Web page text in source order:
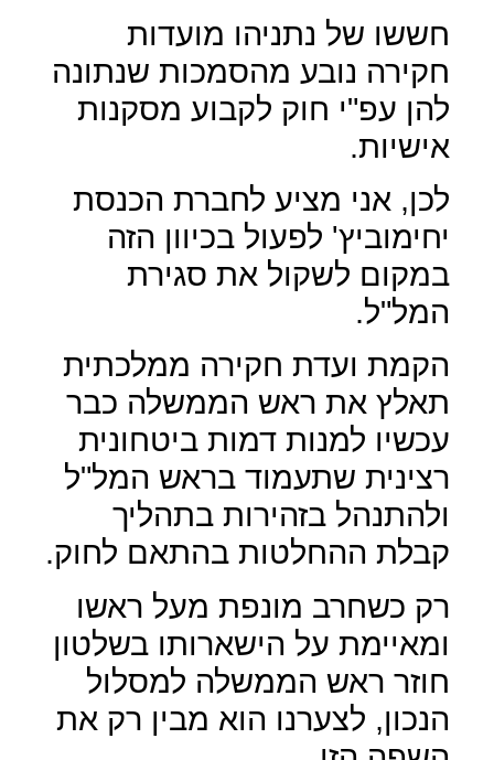
חששו של נתניהו מועדות
חקירה נובע מהסמכות שנתונה
להן עפ"י חוק לקבוע מסקנות
אישיות.
לכן, אני מציע לחברת הכנסת
יחימוביץ' לפעול בכיוון הזה
במקום לשקול את סגירת
המל"ל.
הקמת ועדת חקירה ממלכתית
תאלץ את ראש הממשלה כבר
עכשיו למנות דמות ביטחונית
רצינית שתעמוד בראש המל"ל
ולהתנהל בזהירות בתהליך
קבלת ההחלטות בהתאם לחוק.
רק כשחרב מונפת מעל ראשו
ומאיימת על הישארותו בשלטון
חוזר ראש הממשלה למסלול
הנכון, לצערנו הוא מבין רק את